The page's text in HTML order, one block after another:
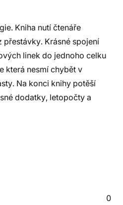
Kniha nutí čtenáře
Krásné spojení
linek do jednoho celku
která nesmí chybět v
Na konci knihy potěší
dodatky, letopočty a
0